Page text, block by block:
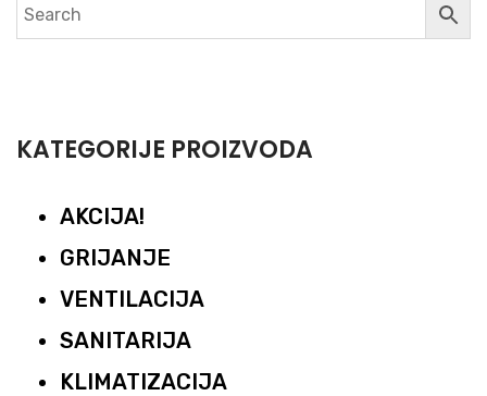
KATEGORIJE PROIZVODA
AKCIJA!
GRIJANJE
VENTILACIJA
SANITARIJA
KLIMATIZACIJA